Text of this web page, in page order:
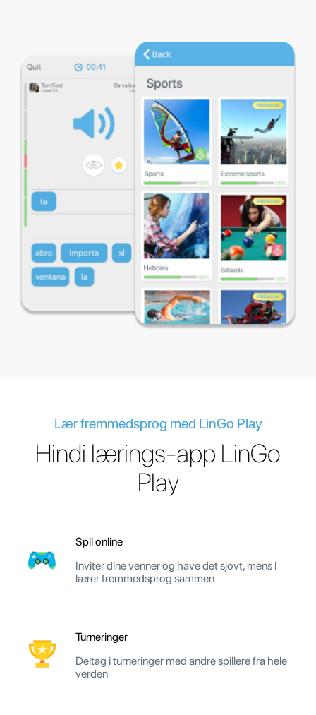
Lær fremmedsprog med LinGo Play
Hindi lærings-app LinGo
Play
Spil online
Inviter dine venner og have det sjovt, mens I
lærer fremmedsprog sammen
Turneringer
Deltag i turneringer med andre spillere fra hele
verden